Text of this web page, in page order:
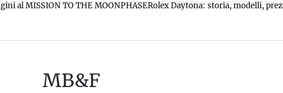
al MISSION TO THE MOONPHASERolex Daytona: storia, modelli,
MB&F